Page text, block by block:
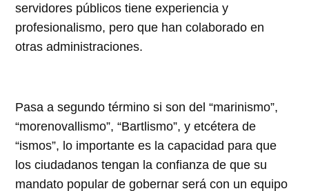
servidores públicos tiene experiencia y
profesionalismo, pero que han colaborado en
otras administraciones.
Pasa a segundo término si son del “marinismo”,
“morenovallismo”, “Bartlismo”, y etcétera de
“ismos”, lo importante es la capacidad para que
los ciudadanos tengan la confianza de que su
mandato popular de gobernar será con un equipo